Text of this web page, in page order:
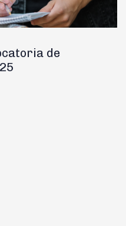
de